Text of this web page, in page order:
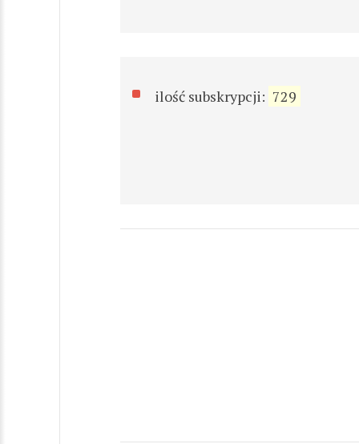
ilość subskrypcji: 729